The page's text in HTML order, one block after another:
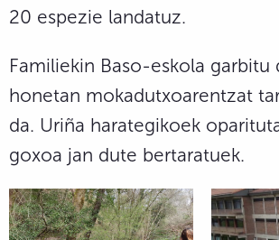
20 espezie landatuz.
Familiekin Baso-eskola garbitu
honetan mokadutxoarentzat
da. Uriña harategikoek
goxoa jan dute bertaratuek.